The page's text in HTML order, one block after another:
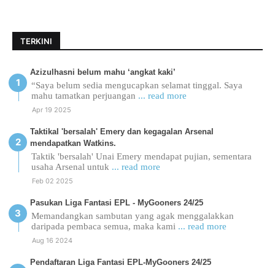
TERKINI
Azizulhasni belum mahu ‘angkat kaki’
“Saya belum sedia mengucapkan selamat tinggal. Saya
mahu tamatkan perjuangan ... read more
Apr 19 2025
Taktikal 'bersalah' Emery dan kegagalan Arsenal
mendapatkan Watkins.
Taktik 'bersalah' Unai Emery mendapat pujian, sementara
usaha Arsenal untuk ... read more
Feb 02 2025
Pasukan Liga Fantasi EPL - MyGooners 24/25
Memandangkan sambutan yang agak menggalakkan
daripada pembaca semua, maka kami ... read more
Aug 16 2024
Pendaftaran Liga Fantasi EPL-MyGooners 24/25